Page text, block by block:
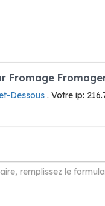
Fromage
Dessous . Votre ip: